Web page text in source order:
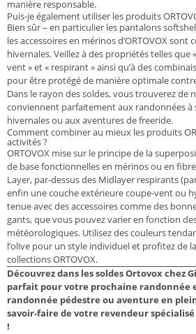
manière responsable.
Puis-je également utiliser les produits
Bien sûr – en particulier les pantalons
les accessoires en mérinos d’ORTOVOX
hivernales. Veillez à des propriétés telles que
vent » et « respirant » ainsi qu’à des
pour être protégé de manière optimale
Dans le rayon des soldes, vous trouverez de
conviennent parfaitement aux randonnées à
hivernales ou aux aventures de freeride.
Comment combiner au mieux les produits
activités ?
ORTOVOX mise sur le principe de la
de base fonctionnelles en mérinos ou en
Layer, par-dessus des Midlayer respirants
enfin une couche extérieure coupe-vent ou
tenue avec des accessoires comme des
gants, que vous pouvez varier en fonction
météorologiques. Utilisez des couleurs
l’olive pour un style individuel et profitez de
collections ORTOVOX.
Découvrez dans les soldes Ortovox chez
parfait pour votre prochaine randonnée
randonnée pédestre ou aventure en
savoir-faire de votre revendeur
!